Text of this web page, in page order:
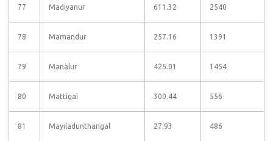
77 Madiyanur 611.32 2540
78 Mamandur 257.16 1391
79 Manalur 425.01 1454
80 Mattigai 300.44 556
81 Mayiladunthangal 27.93 486